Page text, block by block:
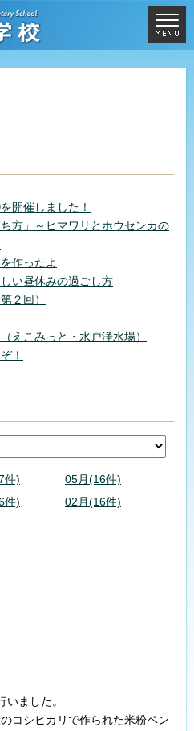
開催しました！
方」～ヒマワリとホウセンカの
作ったよ
い昼休みの過ごし方
２回）
えこみっと・水戸浄水場）
！
件)
05月(16件)
件)
02月(16件)
ました。
コシヒカリで作られた米粉ペン